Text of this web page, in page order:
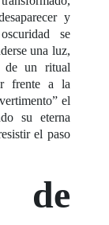
y
se
una luz,
de un ritual
frente a la
el
su eterna
el paso
de